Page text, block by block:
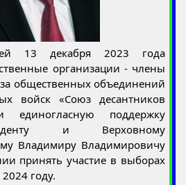
13 декабря 2023 года
организации - члены
общественных объединений
войск «Союз десантников
единогласную поддержку
и Верховному
Владимиру Владимировичу
принять участие в выборах
году.